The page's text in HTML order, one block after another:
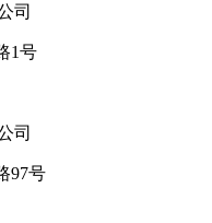
司
1号
司
97号